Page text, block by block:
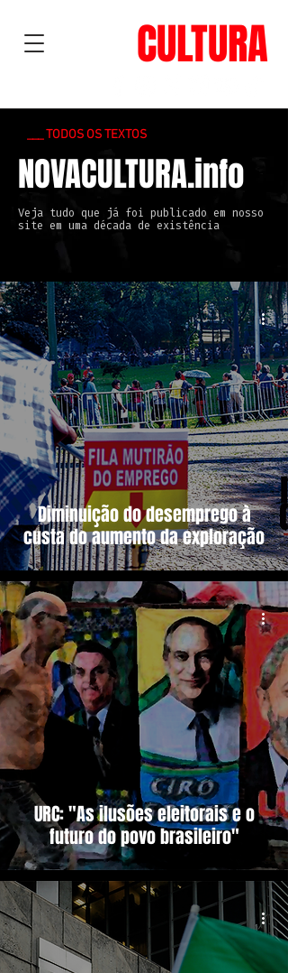
CULTURA
___ TODOS OS TEXTOS
NOVACULTURA.info
Veja tudo que já foi publicado em nosso
site em uma década de existência
Diminuição do desemprego à
custa do aumento da exploração
URC: "As ilusões eleitorais e o
futuro do povo brasileiro"